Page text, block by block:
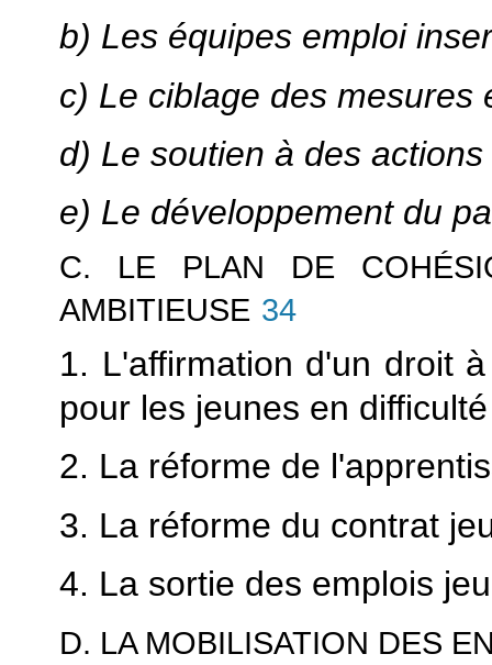
b) Les équipes emploi
c) Le ciblage des mesures
d) Le soutien à des
e) Le développement du
C. LE PLAN DE
AMBITIEUSE 34
1. L'affirmation d'un droit
pour les jeunes en difficulté
2. La réforme de
3. La réforme du contrat
4. La sortie des emplois
D. LA MOBILISATION DES